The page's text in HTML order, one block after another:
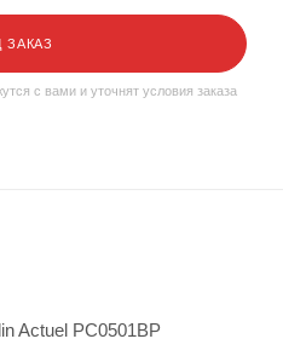
ЗАКАЗ
с вами и уточнят условия заказа
Actuel PC0501BP